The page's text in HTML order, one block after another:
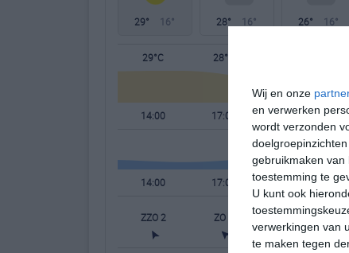
Wij en onze
en verwerken
wordt verzonden
gebruikmaken van
toestemming te
U kunt ook
verwerkingen van
te maken tegen
29° 16° 28° 16° 26° 16°
29°C 28°C
14:00 17:00 20:00
14:00 17:00 20:00
ZZO 2 ZO 2 NO 2